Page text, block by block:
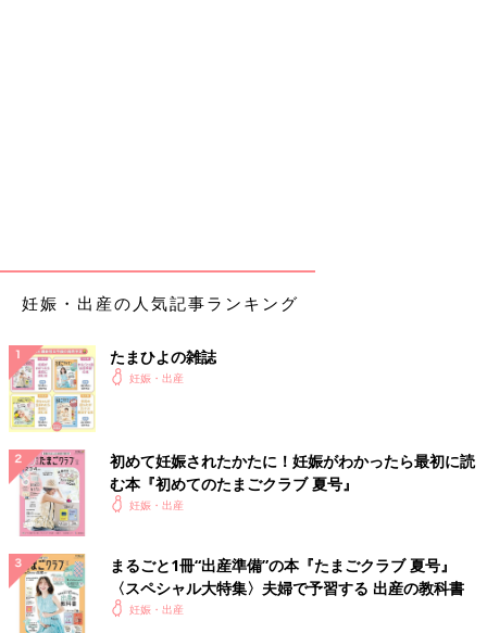
妊娠・出産の人気記事ランキング
たまひよの雑誌
妊娠・出産
初めて妊娠されたかたに！妊娠がわかったら最初に読
む本『初めてのたまごクラブ 夏号』
妊娠・出産
まるごと1冊“出産準備”の本『たまごクラブ 夏号』
〈スペシャル大特集〉夫婦で予習する 出産の教科書
妊娠・出産